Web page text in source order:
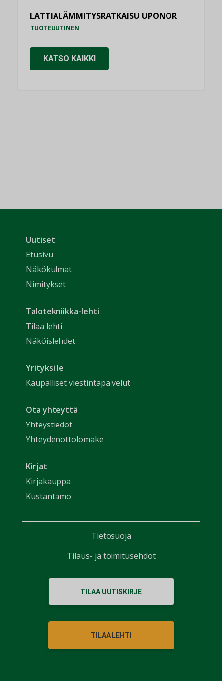
LATTIALÄMMITYSRATKAISU UPONOR
TUOTEUUTINEN
KATSO KAIKKI
Uutiset
Etusivu
Näkökulmat
Nimitykset
Talotekniikka-lehti
Tilaa lehti
Näköislehdet
Yrityksille
Kaupalliset viestintäpalvelut
Ota yhteyttä
Yhteystiedot
Yhteydenottolomake
Kirjat
Kirjakauppa
Kustantamo
TILAA UUTISKIRJE
TILAA LEHTI
Tietosuoja
Tilaus- ja toimitusehdot